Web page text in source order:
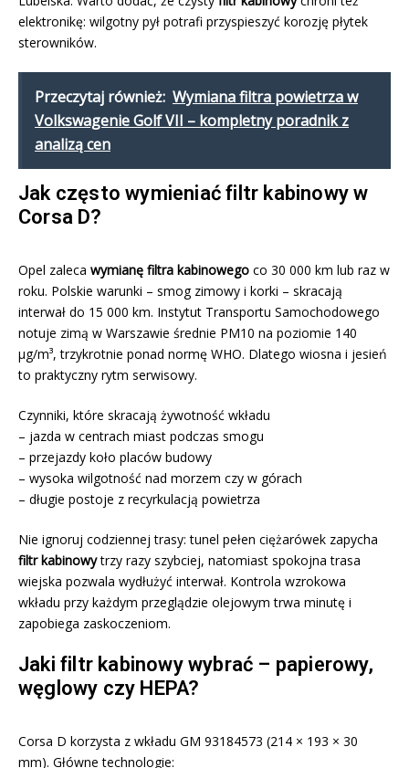
elektronikę: wilgotny pył potrafi przyspieszyć korozję płytek
sterowników.
Przeczytaj również: Wymiana filtra powietrza w
Volkswagenie Golf VII – kompletny poradnik z
analizą cen
Jak często wymieniać filtr kabinowy w
Corsa D?
Opel zaleca wymianę filtra kabinowego co 30 000 km lub raz w
roku. Polskie warunki – smog zimowy i korki – skracają
interwał do 15 000 km. Instytut Transportu Samochodowego
notuje zimą w Warszawie średnie PM10 na poziomie 140
µg/m³, trzykrotnie ponad normę WHO. Dlatego wiosna i jesień
to praktyczny rytm serwisowy.
Czynniki, które skracają żywotność wkładu
– jazda w centrach miast podczas smogu
– przejazdy koło placów budowy
– wysoka wilgotność nad morzem czy w górach
– długie postoje z recyrkulacją powietrza
Nie ignoruj codziennej trasy: tunel pełen ciężarówek zapycha
filtr kabinowytrzy razy szybciej, natomiast spokojna trasa
wiejska pozwala wydłużyć interwał. Kontrola wzrokowa
wkładu przy każdym przeglądzie olejowym trwa minutę i
zapobiega zaskoczeniom.
Jaki filtr kabinowy wybrać – papierowy,
węglowy czy HEPA?
Corsa D korzysta z wkładu GM 93184573 (214 × 193 × 30
mm). Główne technologie: